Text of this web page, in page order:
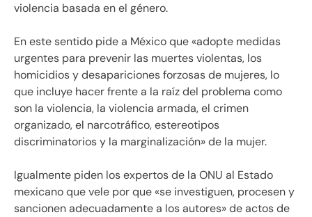
violencia basada en el género.
En este sentido pide a México que «adopte medidas
urgentes para prevenir las muertes violentas, los
homicidios y desapariciones forzosas de mujeres, lo
que incluye hacer frente a la raíz del problema como
son la violencia, la violencia armada, el crimen
organizado, el narcotráfico, estereotipos
discriminatorios y la marginalización» de la mujer.
Igualmente piden los expertos de la ONU al Estado
mexicano que vele por que «se investiguen, procesen y
sancionen adecuadamente a los autores» de actos de